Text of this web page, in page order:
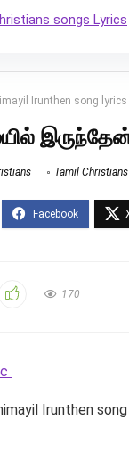
Irunthen song lyrics
Tamil
170
Irunthen